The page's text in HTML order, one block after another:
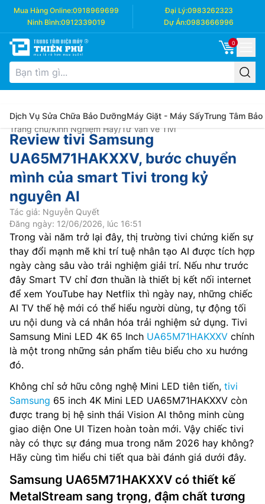
Mua Hàng Online:0918969699 Đại Lý:0983262323
Ninh Bình:0912339019 Dự Án:0983666996
0
Dịch Vụ Sửa Chữa Bảo DưỡngMáy Giặt - Máy SấyTrung Tâm Bảo
Trang chủ/Kinh Nghiệm Hay/Tư Vấn về Tivi
Review tivi Samsung
UA65M71HAKXXV, bước chuyển
mình của smart Tivi trong kỷ
nguyên AI
Tác giả: Nguyễn Quyết
Đăng ngày: 12/06/2026, lúc 16:51
Trong vài năm trở lại đây, thị trường tivi chứng kiến sự
thay đổi mạnh mẽ khi trí tuệ nhân tạo AI được tích hợp
ngày càng sâu vào trải nghiệm giải trí. Nếu như trước
đây Smart TV chỉ đơn thuần là thiết bị kết nối internet
để xem YouTube hay Netflix thì ngày nay, những chiếc
AI TV thế hệ mới có thể hiểu người dùng, tự động tối
ưu nội dung và cá nhân hóa trải nghiệm sử dụng. Tivi
Samsung Mini LED 4K 65 Inch UA65M71HAKXXV chính
là một trong những sản phẩm tiêu biểu cho xu hướng
đó.
Không chỉ sở hữu công nghệ Mini LED tiên tiến, tivi
Samsung 65 inch 4K Mini LED UA65M71HAKXXV còn
được trang bị hệ sinh thái Vision AI thông minh cùng
giao diện One UI Tizen hoàn toàn mới. Vậy chiếc tivi
này có thực sự đáng mua trong năm 2026 hay không?
Hãy cùng tìm hiểu chi tiết qua bài đánh giá dưới đây.
Samsung UA65M71HAKXXV có thiết kế
MetalStream sang trọng, đậm chất tương